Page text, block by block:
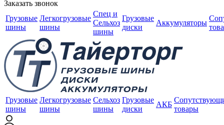
Заказать звонок
Грузовые
шины
Легкогрузовые
шины
Спец и
Сельхоз
шины
Грузовые
диски
Аккумуляторы
Грузовые
шины
Легкогрузовые
шины
Сельхоз
шины
Грузовые
диски
АКБ
товары